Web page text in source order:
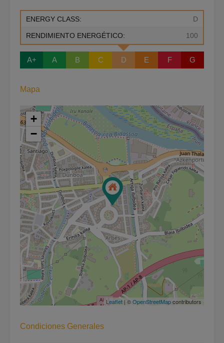
ENERGY CLASS: D
RENDIMIENTO ENERGÉTICO: 100
A+ A B C D E F G
Mapa
+
−
Leaflet | ©OpenStreetMapcontributors
Condiciones Generales